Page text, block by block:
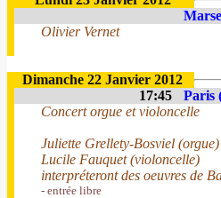
Olivier Vernet
Dimanche 22 Janvier 2012
17:45
Paris
Concert orgue et violoncelle
Juliette Grellety-Bosviel (orgue)
Lucile Fauquet (violoncelle)
interpréteront des oeuvres de
- entrée libre